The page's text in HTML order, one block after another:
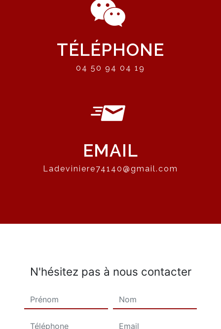
TÉLÉPHONE
04 50 94 04 19
EMAIL
ladeviniere74140@gmail.com
N'hésitez pas à nous contacter